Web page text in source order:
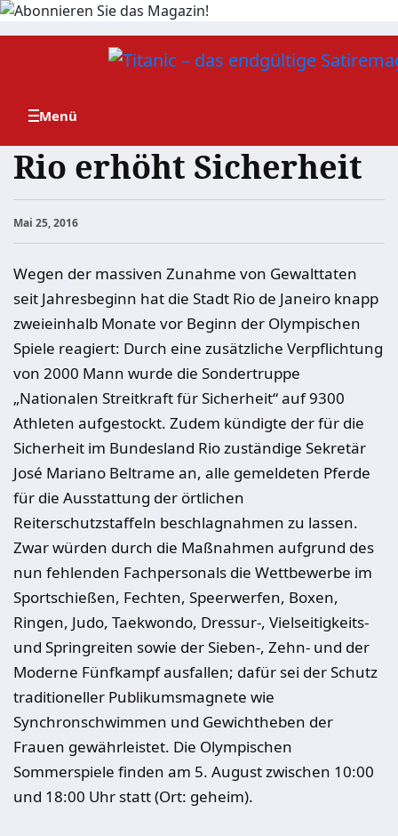
Zum
Rio erhöht Sicherheit
Mai 25, 2016
Wegen der massiven Zunahme von Gewalttaten
seit Jahresbeginn hat die Stadt Rio de Janeiro knapp
zweieinhalb Monate vor Beginn der Olympischen
Spiele reagiert: Durch eine zusätzliche Verpflichtung
von 2000 Mann wurde die Sondertruppe
„Nationalen Streitkraft für Sicherheit“ auf 9300
Athleten aufgestockt. Zudem kündigte der für die
Sicherheit im Bundesland Rio zuständige Sekretär
José Mariano Beltrame an, alle gemeldeten Pferde
für die Ausstattung der örtlichen
Reiterschutzstaffeln beschlagnahmen zu lassen.
Zwar würden durch die Maßnahmen aufgrund des
nun fehlenden Fachpersonals die Wettbewerbe im
Sportschießen, Fechten, Speerwerfen, Boxen,
Ringen, Judo, Taekwondo, Dressur-, Vielseitigkeits-
und Springreiten sowie der Sieben-, Zehn- und der
Moderne Fünfkampf ausfallen; dafür sei der Schutz
traditioneller Publikumsmagnete wie
Synchronschwimmen und Gewichtheben der
Frauen gewährleistet. Die Olympischen
Sommerspiele finden am 5. August zwischen 10:00
und 18:00 Uhr statt (Ort: geheim).